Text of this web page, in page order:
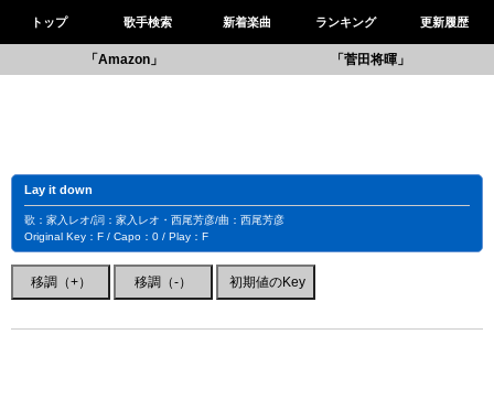
トップ 歌手検索 新着楽曲 ランキング 更新履歴
「Amazon」 「菅田将暉」
Lay it down
歌：家入レオ/詞：家入レオ・西尾芳彦/曲：西尾芳彦
Original Key：F / Capo：0 / Play：F